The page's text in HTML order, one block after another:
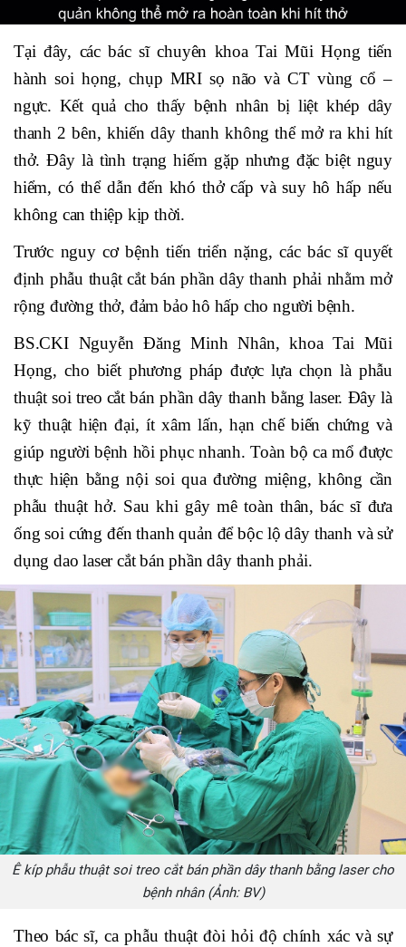
Tại đây, các bác sĩ chuyên khoa Tai Mũi Họng tiến
hành soi họng, chụp MRI sọ não và CT vùng cổ –
ngực. Kết quả cho thấy bệnh nhân bị liệt khép dây
thanh 2 bên, khiến dây thanh không thể mở ra khi hít
thở. Đây là tình trạng hiếm gặp nhưng đặc biệt nguy
hiểm, có thể dẫn đến khó thở cấp và suy hô hấp nếu
không can thiệp kịp thời.
Trước nguy cơ bệnh tiến triển nặng, các bác sĩ quyết
định phẫu thuật cắt bán phần dây thanh phải nhằm mở
rộng đường thở, đảm bảo hô hấp cho người bệnh.
BS.CKI Nguyễn Đăng Minh Nhân, khoa Tai Mũi
Họng, cho biết phương pháp được lựa chọn là phẫu
thuật soi treo cắt bán phần dây thanh bằng laser. Đây là
kỹ thuật hiện đại, ít xâm lấn, hạn chế biến chứng và
giúp người bệnh hồi phục nhanh. Toàn bộ ca mổ được
thực hiện bằng nội soi qua đường miệng, không cần
phẫu thuật hở. Sau khi gây mê toàn thân, bác sĩ đưa
ống soi cứng đến thanh quản để bộc lộ dây thanh và sử
dụng dao laser cắt bán phần dây thanh phải.
Ê kíp phẫu thuật soi treo cắt bán phần dây thanh bằng laser cho
bệnh nhân (Ảnh: BV)
Theo bác sĩ, ca phẫu thuật đòi hỏi độ chính xác và sự